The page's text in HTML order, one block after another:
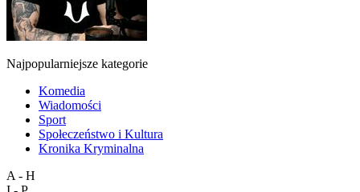
Najpopularniejsze kategorie
Komedia
Wiadomości
Sport
Społeczeństwo i Kultura
Kronika Kryminalna
A - H